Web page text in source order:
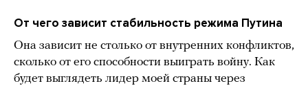
От чего зависит стабильность режима Путина
Она зависит не столько от внутренних конфликтов,
сколько от его способности выиграть войну. Как
будет выглядеть лидер моей страны через